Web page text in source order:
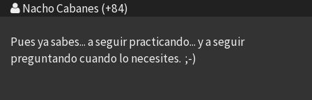
Nacho Cabanes (+84)
Pues ya sabes... a seguir practicando... y a seguir
preguntando cuando lo necesites. ;-)